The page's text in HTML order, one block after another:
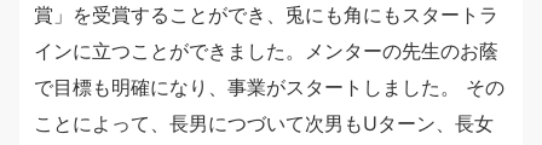
賞」を受賞することができ、兎にも角にもスタートラ
インに立つことができました。メンターの先生のお蔭
で目標も明確になり、事業がスタートしました。 その
ことによって、長男につづいて次男もUターン、長女